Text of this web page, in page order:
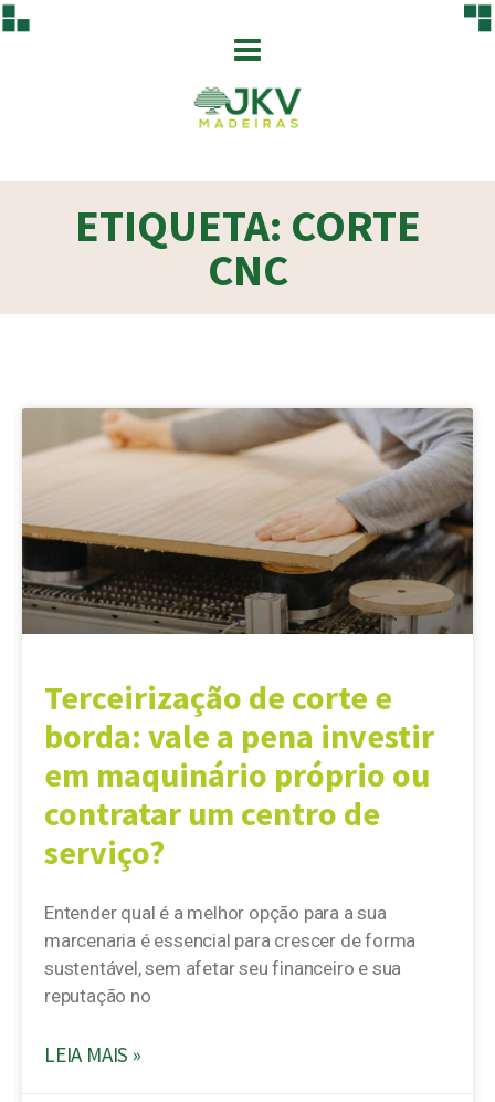
ETIQUETA: CORTE
CNC
Terceirização de corte e
borda: vale a pena investir
em maquinário próprio ou
contratar um centro de
serviço?
Entender qual é a melhor opção para a sua
marcenaria é essencial para crescer de forma
sustentável, sem afetar seu financeiro e sua
reputação no
LEIA MAIS »